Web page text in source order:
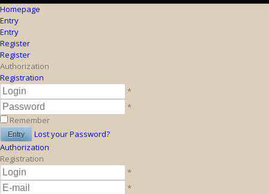
Homepage
Entry
Entry
Register
Register
Authorization
Registration
*
*
Remember
Lost your Password?
Authorization
Registration
*
*